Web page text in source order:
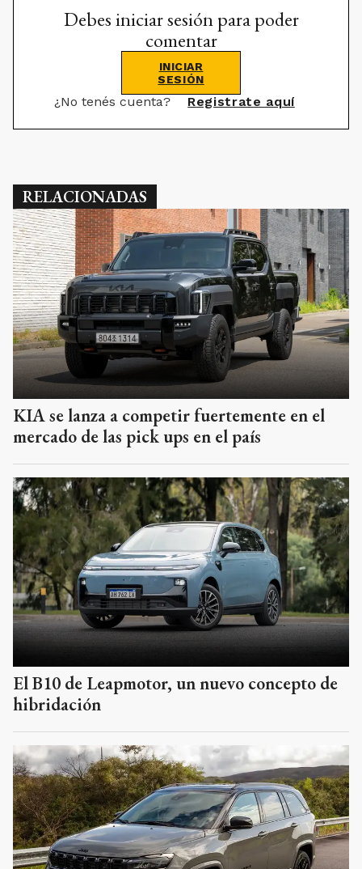
Debes iniciar sesión para poder
comentar
INICIAR
SESIÓN
¿No tenés cuenta? Registrate aquí
RELACIONADAS
KIA se lanza a competir fuertemente en el
mercado de las pick ups en el país
El B10 de Leapmotor, un nuevo concepto de
hibridación